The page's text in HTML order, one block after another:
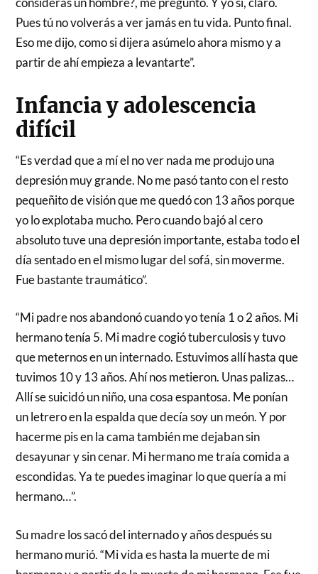
Pues tú no volverás a ver jamás en tu vida. Punto final.
Eso me dijo, como si dijera asúmelo ahora mismo y a
partir de ahí empieza a levantarte”.
Infancia y adolescencia
difícil
“Es verdad que a mí el no ver nada me produjo una
depresión muy grande. No me pasó tanto con el resto
pequeñito de visión que me quedó con 13 años porque
yo lo explotaba mucho. Pero cuando bajó al cero
absoluto tuve una depresión importante, estaba todo el
día sentado en el mismo lugar del sofá, sin moverme.
Fue bastante traumático”.
“Mi padre nos abandonó cuando yo tenía 1 o 2 años. Mi
hermano tenía 5. Mi madre cogió tuberculosis y tuvo
que meternos en un internado. Estuvimos allí hasta que
tuvimos 10 y 13 años. Ahí nos metieron. Unas palizas…
Allí se suicidó un niño, una cosa espantosa. Me ponían
un letrero en la espalda que decía soy un meón. Y por
hacerme pis en la cama también me dejaban sin
desayunar y sin cenar. Mi hermano me traía comida a
escondidas. Ya te puedes imaginar lo que quería a mi
hermano…”.
Su madre los sacó del internado y años después su
hermano murió. “Mi vida es hasta la muerte de mi